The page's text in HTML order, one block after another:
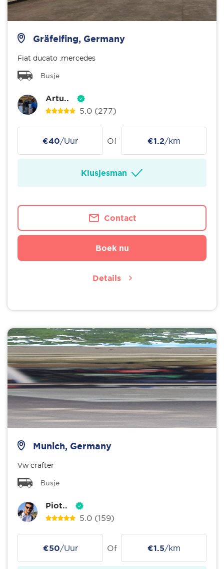
Gräfelfing, Germany
Fiat ducato .mercedes
Busje
Artu..
5.0 (277)
€40/Uur Of €1.2/km
Klusjesman
Contact
Boek nu
Details
Munich, Germany
Vw crafter
Busje
Piot..
5.0 (159)
€50/Uur Of €1.5/km